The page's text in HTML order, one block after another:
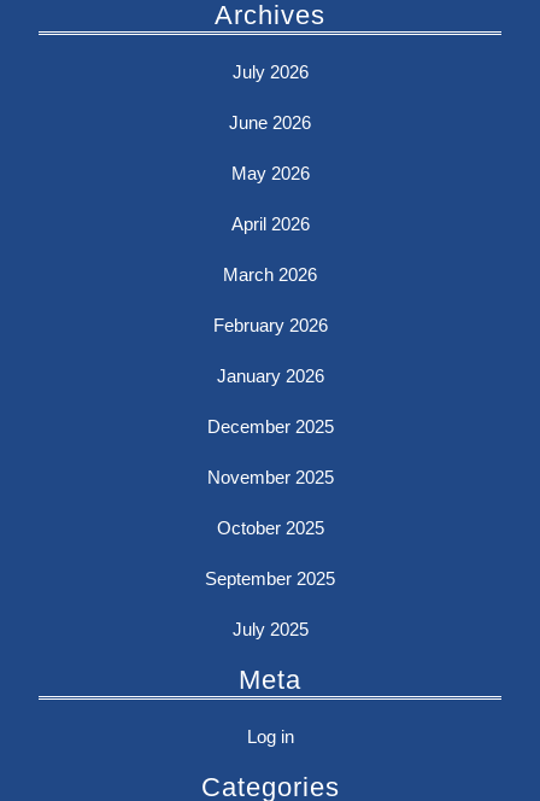
Archives
July 2026
June 2026
May 2026
April 2026
March 2026
February 2026
January 2026
December 2025
November 2025
October 2025
September 2025
July 2025
Meta
Log in
Categories